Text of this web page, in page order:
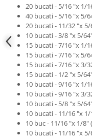
Scule fixare distributie
Alfa romeo
Audi
Bmw
Chevrolet
Chrysler
Citroen
Dacia
Fiat
20 bucati - 5/16 "x 1/
40 bucati - 5/16 "x 5/
20 bucati - 11/32 "x
10 bucati - 3/8 "x 5/
15 bucati - 7/16 "x 1/
15 bucati - 7/16 "x 5/
15 bucati - 7/16 "x 3/
15 bucati - 1/2 "x 5/
10 bucati - 9/16 "x 1/
10 bucati - 9/16 "x 3/
10 bucati - 5/8 "x 5/
10 bucati - 11/16 "x
10 buc - 11/16 "x 1/8"
10 bucati - 11/16 "x